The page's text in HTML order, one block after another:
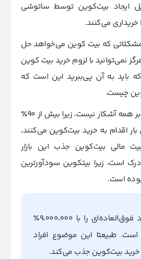
ایجاد بیت‌کوین توسط ساتوشی
خریداری می‌کنند.
مشکلاتی که بیت‌ کوین می‌خواهد حل
نمی‌توانید با لزوم خرید بیت‌ کوین
باید به آن پی‌ببرید این است که
چیست.
درک هدف بیتکوین بر همه آشکار نیست، زیرا بیش از 90٪
بار اقدام به خرید بیت‌کوین می‌کنند،
مالی بیت‌کوین جذب این بازار
است، زیرا بیتکوین سودآورترین
است.
بیت‌کوین عملکرد فوق‌العاده‌ای را با 9،000،000٪
طبیعتا این موضوع افراد
خرید بیت‌کوین جذب می‌کند.